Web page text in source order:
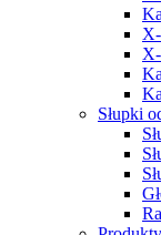
Słupki